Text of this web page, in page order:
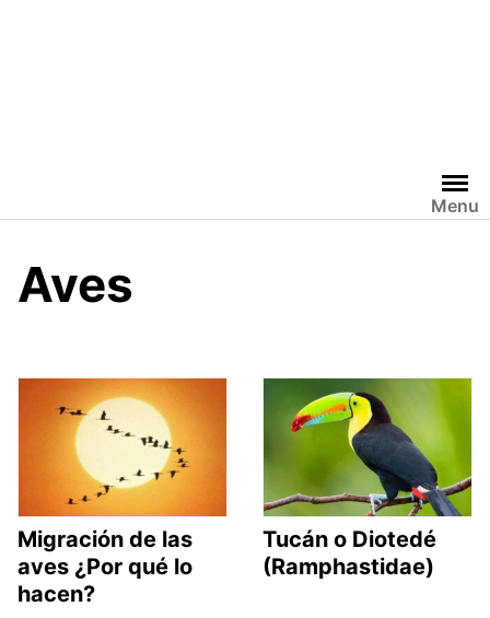
Menu
Aves
Migración de las
aves ¿Por qué lo
hacen?
Tucán o Diotedé
(Ramphastidae)